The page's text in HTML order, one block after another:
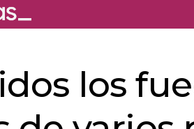
los